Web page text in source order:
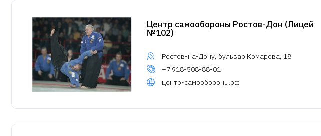
Центр самообороны Ростов-Дон (Лицей
№102)
Ростов-на-Дону, бульвар Комарова, 18
+7 918-508-88-01
центр-самообороны.рф